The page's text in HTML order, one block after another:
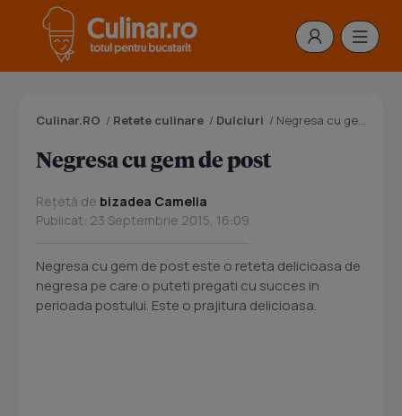
Culinar.RO / Retete culinare / Dulciuri / Negresa cu gem de post
Negresa cu gem de post
Rețetă de bizadea Camelia
Publicat: 23 Septembrie 2015, 16:09
Negresa cu gem de post este o reteta delicioasa de
negresa pe care o puteti pregati cu succes in
perioada postului. Este o prajitura delicioasa.